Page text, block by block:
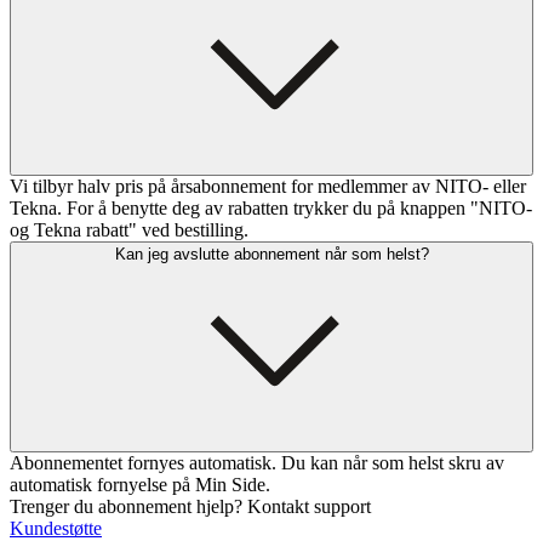
Vi tilbyr halv pris på årsabonnement for medlemmer av NITO- eller
Tekna. For å benytte deg av rabatten trykker du på knappen "NITO-
og Tekna rabatt" ved bestilling.
Kan jeg avslutte abonnement når som helst?
Abonnementet fornyes automatisk. Du kan når som helst skru av
automatisk fornyelse på Min Side.
Trenger du abonnement hjelp? Kontakt support
Kundestøtte